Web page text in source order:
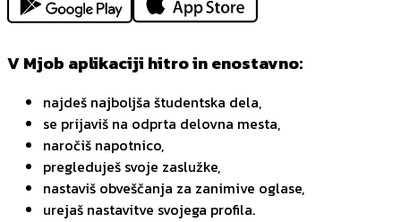
V Mjob aplikaciji hitro in enostavno:
najdeš najboljša študentska dela,
se prijaviš na odprta delovna mesta,
naročiš napotnico,
pregleduješ svoje zaslužke,
nastaviš obveščanja za zanimive oglase,
urejaš nastavitve svojega profila.